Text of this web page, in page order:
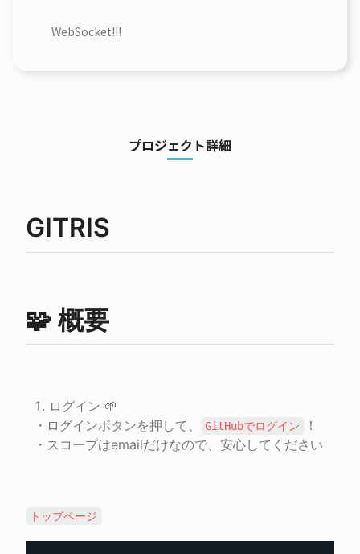
WebSocket!!!
プロジェクト詳細
GITRIS
🧩 概要
ログイン 🌱
・ログインボタンを押して、
GitHubでログイン
！
・スコープはemailだけなので、安心してください
トップページ